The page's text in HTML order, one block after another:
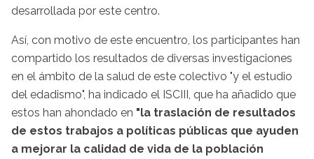
desarrollada por este centro.
Así, con motivo de este encuentro, los participantes han
compartido los resultados de diversas investigaciones
en el ámbito de la salud de este colectivo "y el estudio
del edadismo", ha indicado el ISCIII, que ha añadido que
estos han ahondado en "la traslación de resultados
de estos trabajos a políticas públicas que ayuden
a mejorar la calidad de vida de la población